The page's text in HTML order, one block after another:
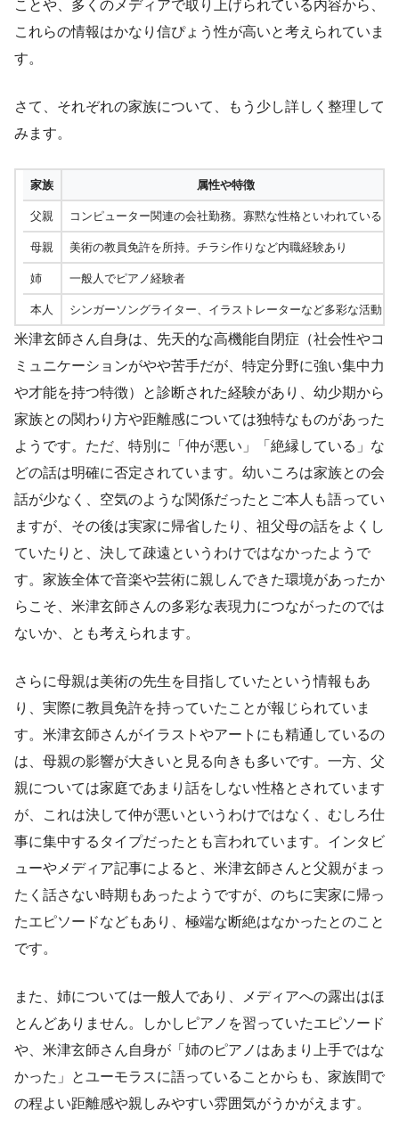
ことや、多くのメディアで取り上げられている内容から、
これらの情報はかなり信ぴょう性が高いと考えられていま
す。
さて、それぞれの家族について、もう少し詳しく整理して
みます。
家族 属性や特徴
父親 コンピューター関連の会社勤務。寡黙な性格といわれている
母親 美術の教員免許を所持。チラシ作りなど内職経験あり
姉 一般人でピアノ経験者
本人 シンガーソングライター、イラストレーターなど多彩な活動
米津玄師さん自身は、先天的な高機能自閉症（社会性やコ
ミュニケーションがやや苦手だが、特定分野に強い集中力
や才能を持つ特徴）と診断された経験があり、幼少期から
家族との関わり方や距離感については独特なものがあった
ようです。ただ、特別に「仲が悪い」「絶縁している」な
どの話は明確に否定されています。幼いころは家族との会
話が少なく、空気のような関係だったとご本人も語ってい
ますが、その後は実家に帰省したり、祖父母の話をよくし
ていたりと、決して疎遠というわけではなかったようで
す。家族全体で音楽や芸術に親しんできた環境があったか
らこそ、米津玄師さんの多彩な表現力につながったのでは
ないか、とも考えられます。
さらに母親は美術の先生を目指していたという情報もあ
り、実際に教員免許を持っていたことが報じられていま
す。米津玄師さんがイラストやアートにも精通しているの
は、母親の影響が大きいと見る向きも多いです。一方、父
親については家庭であまり話をしない性格とされています
が、これは決して仲が悪いというわけではなく、むしろ仕
事に集中するタイプだったとも言われています。インタビ
ューやメディア記事によると、米津玄師さんと父親がまっ
たく話さない時期もあったようですが、のちに実家に帰っ
たエピソードなどもあり、極端な断絶はなかったとのこと
です。
また、姉については一般人であり、メディアへの露出はほ
とんどありません。しかしピアノを習っていたエピソード
や、米津玄師さん自身が「姉のピアノはあまり上手ではな
かった」とユーモラスに語っていることからも、家族間で
の程よい距離感や親しみやすい雰囲気がうかがえます。